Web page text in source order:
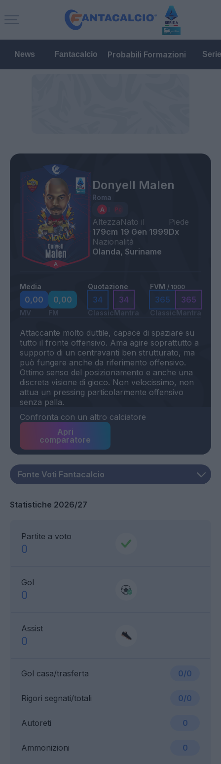
News Fantacalcio Probabili Formazioni
Donyell Malen
Roma
Altezza
179cm
Nato il
19 Gen 1999
Piede
Dx
Nazionalità
Olanda, Suriname
Media
0,00
MV
0,00
FM
Quotazione
34
Classic
34
Mantra
FVM / 1000
365
Classic
365
Mantra
Attaccante molto duttile, capace di spaziare su
tutto il fronte offensivo. Ama agire soprattutto a
supporto di un centravanti ben strutturato, ma
può fungere anche da riferimento offensivo.
Ottimo senso del posizionamento e anche una
discreta visione di gioco. Non velocissimo, non
attua un pressing particolarmente offensivo
Confronta con un altro calciatore
Apri
comparatore
Statistiche 2026/27
Partite a voto
0
Gol
0
Assist
0
Gol casa/trasferta 0/0
Ammonizioni 0
Rigori segnati/totali 0/0
Autoreti 0